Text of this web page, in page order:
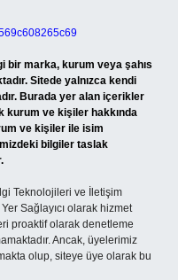
bir marka, kurum veya şahıs
Sitede yalnızca kendi
Burada yer alan içerikler
kurum ve kişiler hakkında
ve kişiler ile isim
bilgiler taslak
Teknolojileri ve İletişim
Sağlayıcı olarak hizmet
proaktif olarak denetleme
Ancak, üyelerimiz
olup, siteye üye olarak bu